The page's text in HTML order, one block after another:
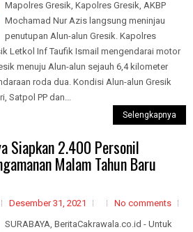
Mapolres Gresik, Kapolres Gresik, AKBP
Mochamad Nur Azis langsung meninjau
penutupan Alun-alun Gresik. Kapolres
Letkol Inf Taufik Ismail mengendarai motor
menuju Alun-alun sejauh 6,4 kilometer
roda dua. Kondisi Alun-alun Gresik
Satpol PP dan...
Selengkapnya
Siapkan 2.400 Personil
Malam Tahun Baru
Desember 31, 2021
No comments
SURABAYA, BeritaCakrawala.co.id - Untuk